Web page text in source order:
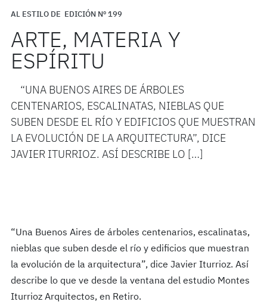
AL ESTILO DE EDICIÓN Nº 199
ARTE, MATERIA Y
ESPÍRITU
“UNA BUENOS AIRES DE ÁRBOLES
CENTENARIOS, ESCALINATAS, NIEBLAS QUE
SUBEN DESDE EL RÍO Y EDIFICIOS QUE MUESTRAN
LA EVOLUCIÓN DE LA ARQUITECTURA”, DICE
JAVIER ITURRIOZ. ASÍ DESCRIBE LO […]
“Una Buenos Aires de árboles centenarios, escalinatas,
nieblas que suben desde el río y edificios que muestran
la evolución de la arquitectura”, dice Javier Iturrioz. Así
describe lo que ve desde la ventana del estudio Montes
Iturrioz Arquitectos, en Retiro.